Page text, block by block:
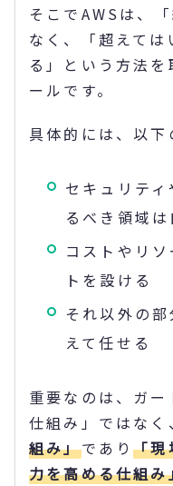
そこでAWSは、
なく、「超えて
る」という方法
ールです。
具体的には、以下
セキュリテ
るべき領域
コストやリ
トを設ける
それ以外の
えて任せる
重要なのは、ガ
仕組み」ではなく
組み」であり「現
力を高める仕組み